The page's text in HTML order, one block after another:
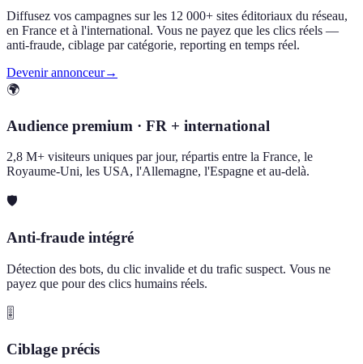
Diffusez vos campagnes sur les 12 000+ sites éditoriaux du réseau,
en France et à l'international. Vous ne payez que les clics réels —
anti-fraude, ciblage par catégorie, reporting en temps réel.
Devenir annonceur→
🌍
Audience premium · FR + international
2,8 M+ visiteurs uniques par jour, répartis entre la France, le
Royaume-Uni, les USA, l'Allemagne, l'Espagne et au-delà.
🛡️
Anti-fraude intégré
Détection des bots, du clic invalide et du trafic suspect. Vous ne
payez que pour des clics humains réels.
🎚️
Ciblage précis